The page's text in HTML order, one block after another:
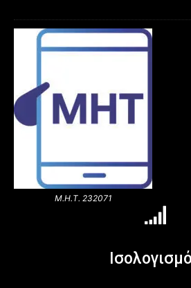
Μ.Η.Τ. 232071